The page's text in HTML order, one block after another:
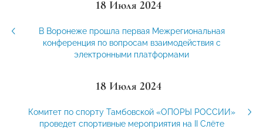
18 Июля 2024
В Воронеже прошла первая Межрегиональная
конференция по вопросам взаимодействия с
электронными платформами
18 Июля 2024
Комитет по спорту Тамбовской «ОПОРЫ РОССИИ»
проведет спортивные мероприятия на II Слёте